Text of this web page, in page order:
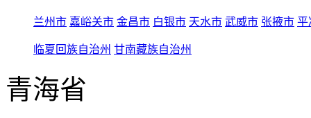
兰州市 嘉峪关市 金昌市 白银市 天水市 武威市 张掖市 平
临夏回族自治州 甘南藏族自治州
青海省